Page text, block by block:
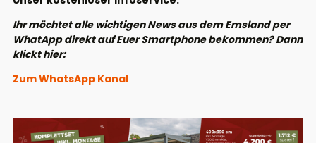
Ihr möchtet alle wichtigen News aus dem Emsland per
WhatApp direkt auf Euer Smartphone bekommen? Dann
klickt hier:
Zum WhatsApp Kanal